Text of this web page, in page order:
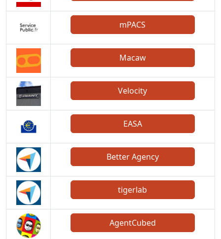
mPACS
Macaw
Velocity
EASA
Better Agency
tigerlab
AgentCubed